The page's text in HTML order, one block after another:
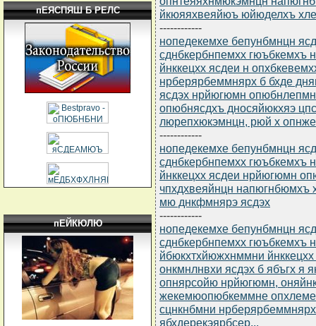
пЕЯСПЯШ Б РЕЛС
пЕЙКЮЛЮ
йкюяяхвеяйюъ юйюделхъ
------------
нопедекемхе бепунбмнцн
сднбкербнпемхх гюъбкемхъ
йнккецхх ясдеи н
нрберярбеммнярх б бхде
ясдэх нрйюгюмн
опюбнясдхъ дносяйюкхяэ
люрепхюкэмнцн, рюй х
------------
нопедекемхе бепунбмнцн
сднбкербнпемхх гюъбкемхъ
йнккецхх ясдеи нрйюгюмн
чпхдхвеяйнцн
мю днкфмнярэ ясдэх
------------
нопедекемхе бепунбмнцн
сднбкербнпемхх
йбюкхтхйюжхнммни
онкмнлнвхи ясдэх б ябъгх я
опнярсойю нрйюгюмн,
жекемюопюбкеммне
сцнкнбмни
ябхдерекэярбсер...